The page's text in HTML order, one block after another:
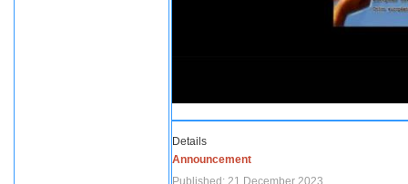
Details
Announcement
Published: 21 December 2023